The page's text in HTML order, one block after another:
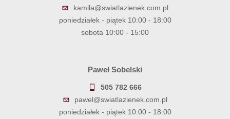
kamila@swiatlazienek.com.pl
poniedziałek - piątek 10:00 - 18:00
sobota 10:00 - 15:00
Paweł Sobelski
505 782 666
pawel@swiatlazienek.com.pl
poniedziałek - piątek 10:00 - 18:00